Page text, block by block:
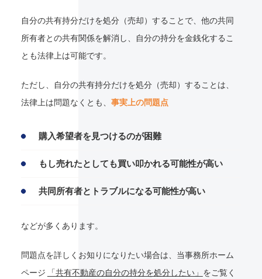
自分の共有持分だけを処分（売却）することで、他の共同
所有者との共有関係を解消し、自分の持分を金銭化するこ
とも法律上は可能です。
ただし、自分の共有持分だけを処分（売却）することは、
法律上は問題なくとも、 事実上の問題点
購入希望者を見つけるのが困難
もし売れたとしても買い叩かれる可能性が高い
共同所有者とトラブルになる可能性が高い
などが多くあります。
問題点を詳しくお知りになりたい場合は、当事務所ホーム
ページ
「共有不動産の自分の持分を処分したい」 をご覧く